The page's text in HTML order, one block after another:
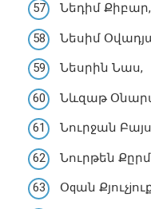
Նեդիմ Քիբար,
Նեսիմ
Նեսրին Նաս,
Նևզաթ
Նուրջան
Նուրթեն
Օqան